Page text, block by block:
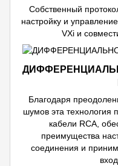
Собственный
настройку и
VXi и
Благодаря
шумов эта технология
кабели RCA,
преимущества
соединения и